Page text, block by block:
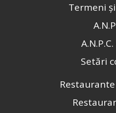
Termeni
Setări